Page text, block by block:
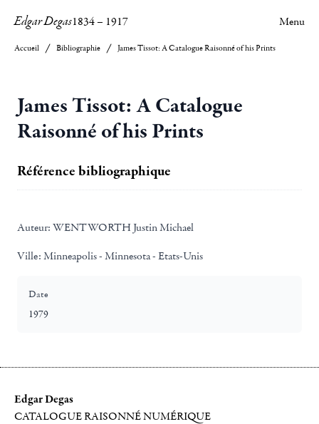
Edgar Degas1834– 1917 Menu
Accueil Bibliographie James Tissot: A Catalogue Raisonné of his Prints
James Tissot: A Catalogue
Raisonné of his Prints
Référence bibliographique
Auteur: WENTWORTH Justin Michael
Ville: Minneapolis - Minnesota - Etats-Unis
Date
1979
Edgar Degas
CATALOGUE RAISONNÉ NUMÉRIQUE